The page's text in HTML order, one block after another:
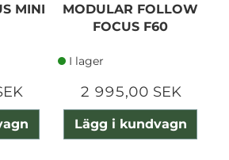
MINI
MODULAR FOLLOW
FOCUS F60
I lager
2 995,00 SEK
Lägg i kundvagn